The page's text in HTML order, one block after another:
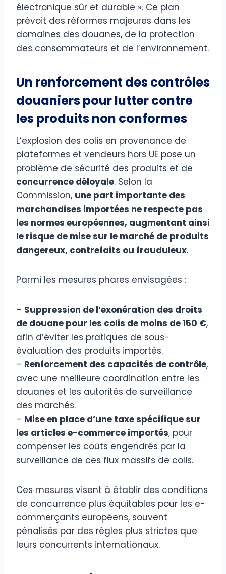
électronique sûr et durable ». Ce plan
prévoit des réformes majeures dans les
domaines des douanes, de la protection
des consommateurs et de l’environnement.
Un renforcement des contrôles
douaniers pour lutter contre
les produits non conformes
L’explosion des colis en provenance de
plateformes et vendeurs hors UE pose un
problème de sécurité des produits et de
concurrence déloyale. Selon la
Commission, une part importante des
marchandises importées ne respecte pas
les normes européennes, augmentant ainsi
le risque de mise sur le marché de produits
dangereux, contrefaits ou frauduleux.
Parmi les mesures phares envisagées :
– Suppression de l’exonération des droits
de douane pour les colis de moins de 150 €,
afin d’éviter les pratiques de sous-
évaluation des produits importés.
– Renforcement des capacités de contrôle,
avec une meilleure coordination entre les
douanes et les autorités de surveillance
des marchés.
– Mise en place d’une taxe spécifique sur
les articles e-commerce importés, pour
compenser les coûts engendrés par la
surveillance de ces flux massifs de colis.
Ces mesures visent à établir des conditions
de concurrence plus équitables pour les e-
commerçants européens, souvent
pénalisés par des règles plus strictes que
leurs concurrents internationaux.